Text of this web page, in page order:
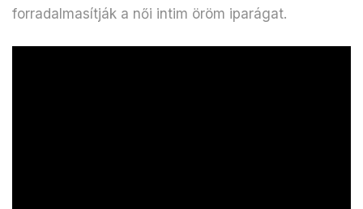
forradalmasítják a női intim öröm iparágat.